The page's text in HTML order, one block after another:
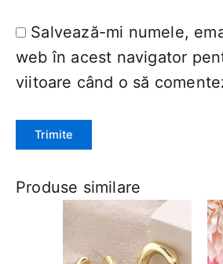
Salvează-mi numele,
web în acest navigator
viitoare când o să
Produse similare
Acest
produs